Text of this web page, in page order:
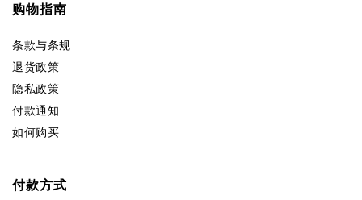
购物指南
条款与条规
退货政策
隐私政策
付款通知
如何购买
付款方式